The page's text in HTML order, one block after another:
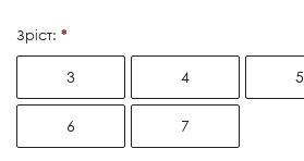
Зріст:
3 4 5
6 7